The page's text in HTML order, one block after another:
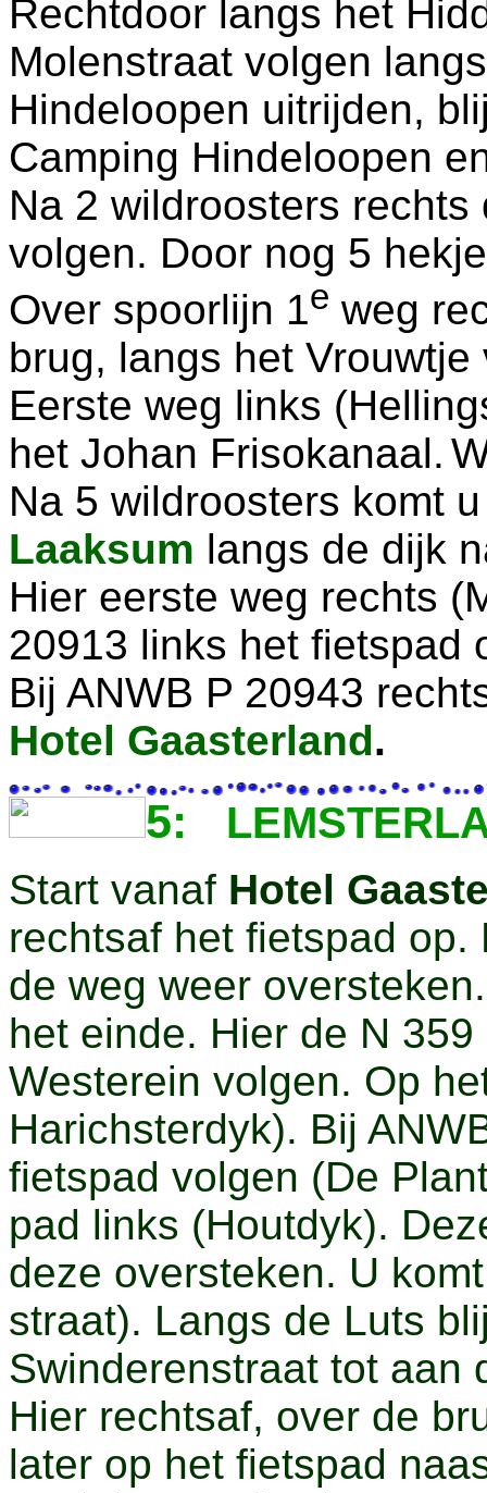
Rechtdoor langs het
Molenstraat volgen
Hindeloopen uitrijden,
Camping Hindeloopen
Na 2 wildroosters
volgen. Door nog 5
Over spoorlijn 1e weg
brug, langs het
Eerste weg links
het Johan Frisokanaal.
Na 5 wildroosters komt
Laaksum langs de dijk
Hier eerste weg rechts
20913 links het fietspad
Bij ANWB P 20943
Hotel Gaasterland.
5:
Start vanaf Hotel
rechtsaf het fietspad op.
de weg weer
het einde. Hier de N
Westerein volgen. Op
Harichsterdyk). Bij
fietspad volgen (De
pad links (Houtdyk).
deze oversteken. U
straat). Langs de Luts
Swinderenstraat tot aan
Hier rechtsaf, over de
later op het fietspad